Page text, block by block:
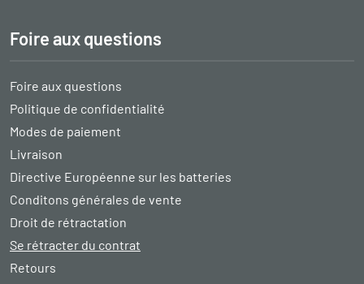
Foire aux questions
Foire aux questions
Politique de confidentialité
Modes de paiement
Livraison
Directive Européenne sur les batteries
Conditons générales de vente
Droit de rétractation
Se rétracter du contrat
Retours